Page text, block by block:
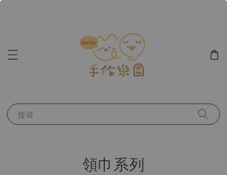
搜尋
領巾系列